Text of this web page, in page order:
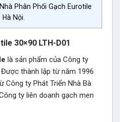
Phân Phối Gạch Eurotile
Nội.
30×90 LTH-D01
là sản phẩm của Công ty
thành lập từ năm 1996
Công ty Phát Triển Nhà Bà
ty liên doanh gạch men